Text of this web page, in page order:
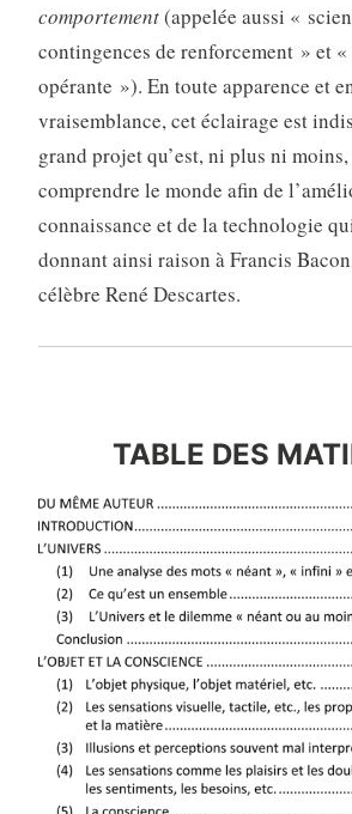
comportement(appelée aussi «
contingences de renforcement » et
opérante »). En toute apparence et
vraisemblance, cet éclairage est
grand projet qu’est, ni plus ni moins,
comprendre le monde afin de
connaissance et de la technologie
donnant ainsi raison à Francis
célèbre René Descartes.
TABLE DES